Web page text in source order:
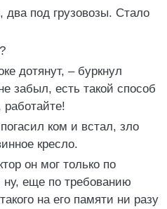
два под грузовозы. Стало
дотянут, – буркнул
забыл, есть такой способ
работайте!
ком и встал, зло
кресло.
он мог только по
ну, еще по требованию
на его памяти ни разу